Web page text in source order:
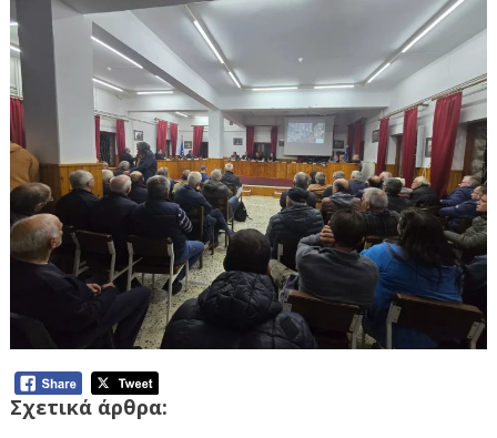
Σχετικά άρθρα: